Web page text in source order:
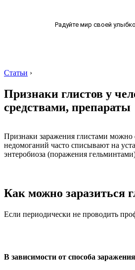
Радуйте мир своей
Статьи ›
Признаки глистов у
средствами, препараты
Признаки заражения глистами можно
недомоганий часто списывают на
энтеробиоза (поражения
Как можно заразиться
Если периодически не проводить
В зависимости от способа